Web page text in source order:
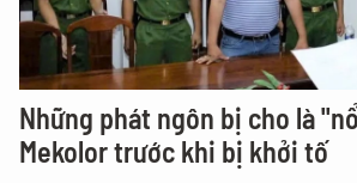
Những phát ngôn bị cho là
Mekolor trước khi bị khởi tố